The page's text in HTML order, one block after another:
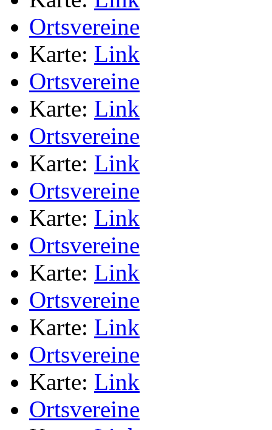
Ortsvereine
Karte: Link
Ortsvereine
Karte: Link
Ortsvereine
Karte: Link
Ortsvereine
Karte: Link
Ortsvereine
Karte: Link
Ortsvereine
Karte: Link
Ortsvereine
Karte: Link
Ortsvereine